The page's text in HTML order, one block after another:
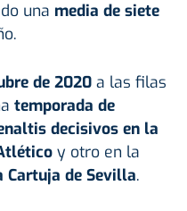
una media de siete
de 2020 a las filas
temporada de
decisivos en la
y otro en la
de Sevilla.